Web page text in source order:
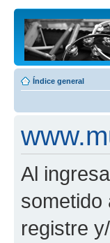
Índice general
Al
sometido
registre